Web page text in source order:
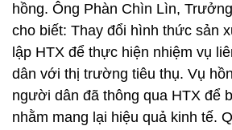
hồng. Ông Phàn Chìn Lìn,
cho biết: Thay đổi hình thức sản
lập HTX để thực hiện nhiệm vụ
dân với thị trường tiêu thụ. Vụ
người dân đã thông qua HTX để
nhằm mang lại hiệu quả kinh tế.